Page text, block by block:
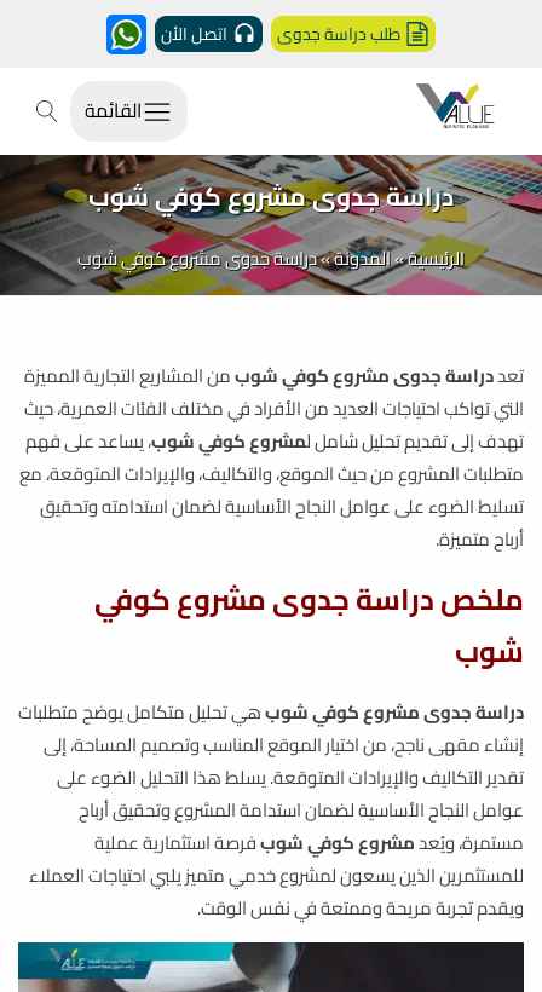
طلب دراسة جدوى اتصل الأن
القائمة
دراسة جدوى مشروع كوفي شوب
الرئيسية»المدونة»دراسة جدوى مشروع كوفي شوب
تعددراسة جدوى مشروع كوفي شوبمن المشاريع التجارية المميزة
التي تواكب احتياجات العديد من الأفراد في مختلف الفئات العمرية، حيث
تهدف إلى تقديم تحليل شامل لمشروع كوفي شوب، يساعد على فهم
متطلبات المشروع من حيث الموقع، والتكاليف، والإيرادات المتوقعة، مع
تسليط الضوء على عوامل النجاح الأساسية لضمان استدامته وتحقيق
أرباح متميزة.
ملخص دراسة جدوى مشروع كوفي
شوب
دراسة جدوى مشروع كوفي شوبهي تحليل متكامل يوضح متطلبات
إنشاء مقهى ناجح، من اختيار الموقع المناسب وتصميم المساحة، إلى
تقدير التكاليف والإيرادات المتوقعة. يسلط هذا التحليل الضوء على
عوامل النجاح الأساسية لضمان استدامة المشروع وتحقيق أرباح
مستمرة، ويُعدمشروع كوفي شوبفرصة استثمارية عملية
للمستثمرين الذين يسعون لمشروع خدمي متميز يلبي احتياجات العملاء
ويقدم تجربة مريحة وممتعة في نفس الوقت.